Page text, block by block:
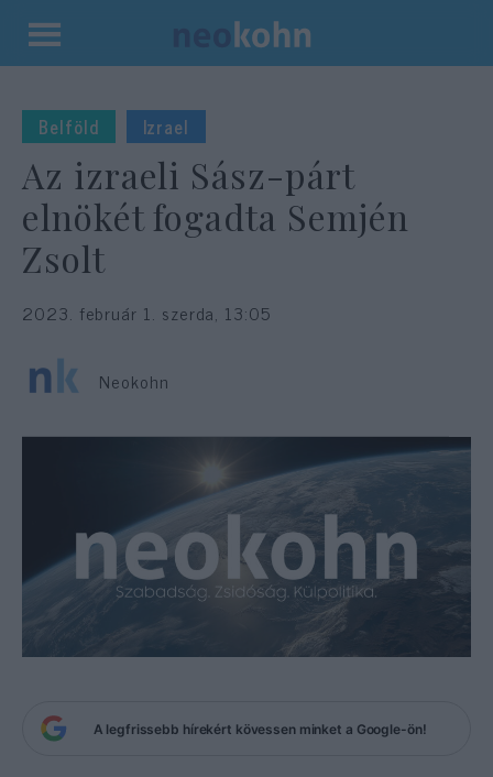
Kilépés
tartalomba
Belföld Izrael
Az izraeli Sász-párt
elnökét fogadta Semjén
Zsolt
2023. február 1. szerda, 13:05
Neokohn
A legfrissebb hírekért kövessen minket a Google-ön!